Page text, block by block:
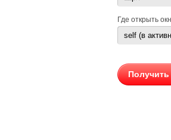
Где открыть
Получить